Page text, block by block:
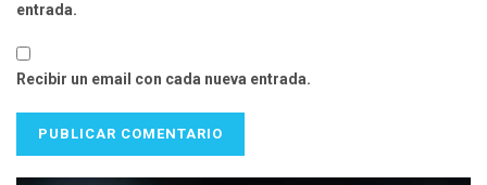
entrada.
Recibir un email con cada nueva entrada.